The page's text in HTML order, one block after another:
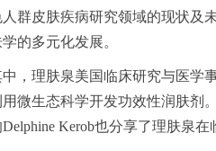
人群皮肤疾病研究领域的现状及
的多元化发展。
，理肤泉美国临床研究与医学
微生态科学开发功效性润肤剂
Kerob也分享了理肤泉在